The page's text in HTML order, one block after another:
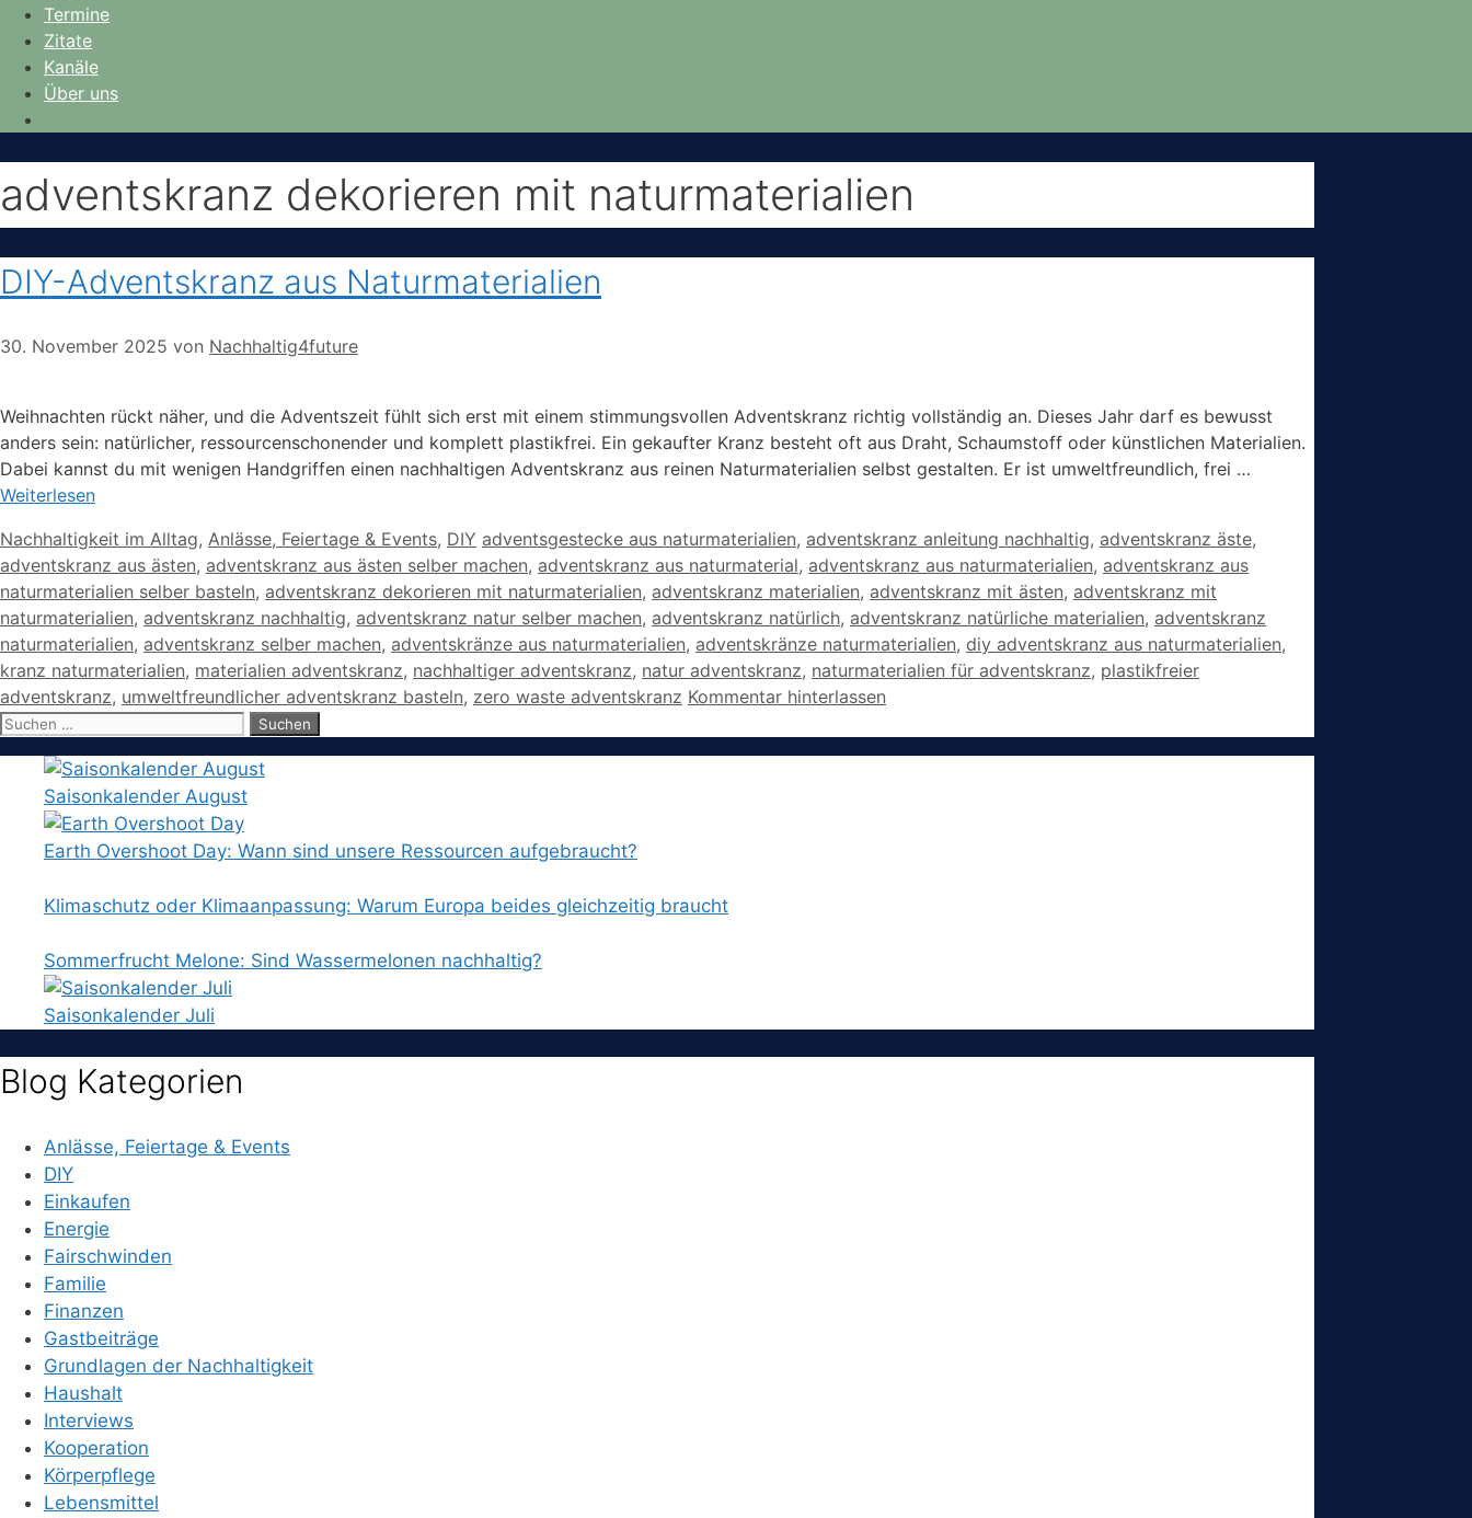
Termine
Zitate
Kanäle
Über uns
adventskranz dekorieren mit naturmaterialien
DIY-Adventskranz aus Naturmaterialien
30. November 2025 von Nachhaltig4future
Weihnachten rückt näher, und die Adventszeit fühlt sich erst mit einem stimmungsvollen Adventskranz richtig vollständig an. Dieses Jahr darf es bewusst
anders sein: natürlicher, ressourcenschonender und komplett plastikfrei. Ein gekaufter Kranz besteht oft aus Draht, Schaumstoff oder künstlichen Materialien.
Dabei kannst du mit wenigen Handgriffen einen nachhaltigen Adventskranz aus reinen Naturmaterialien selbst gestalten. Er ist umweltfreundlich, frei …
Weiterlesen
Kategorien
Nachhaltigkeit im Alltag, Anlässe, Feiertage & Events, DIY Schlagwörter
adventsgestecke aus naturmaterialien, adventskranz anleitung nachhaltig, adventskranz äste,
adventskranz aus ästen, adventskranz aus ästen selber machen, adventskranz aus naturmaterial, adventskranz aus naturmaterialien, adventskranz aus
naturmaterialien selber basteln, adventskranz dekorieren mit naturmaterialien, adventskranz materialien, adventskranz mit ästen, adventskranz mit
naturmaterialien, adventskranz nachhaltig, adventskranz natur selber machen, adventskranz natürlich, adventskranz natürliche materialien, adventskranz
naturmaterialien, adventskranz selber machen, adventskränze aus naturmaterialien, adventskränze naturmaterialien, diy adventskranz aus naturmaterialien,
kranz naturmaterialien, materialien adventskranz, nachhaltiger adventskranz, natur adventskranz, naturmaterialien für adventskranz, plastikfreier
adventskranz, umweltfreundlicher adventskranz basteln, zero waste adventskranz Kommentar hinterlassen
Suchen
Saisonkalender August
Earth Overshoot Day: Wann sind unsere Ressourcen aufgebraucht?
Klimaschutz oder Klimaanpassung: Warum Europa beides gleichzeitig braucht
Sommerfrucht Melone: Sind Wassermelonen nachhaltig?
Saisonkalender Juli
Blog Kategorien
Anlässe, Feiertage & Events
DIY
Einkaufen
Energie
Fairschwinden
Familie
Finanzen
Gastbeiträge
Grundlagen der Nachhaltigkeit
Haushalt
Interviews
Kooperation
Körperpflege
Lebensmittel